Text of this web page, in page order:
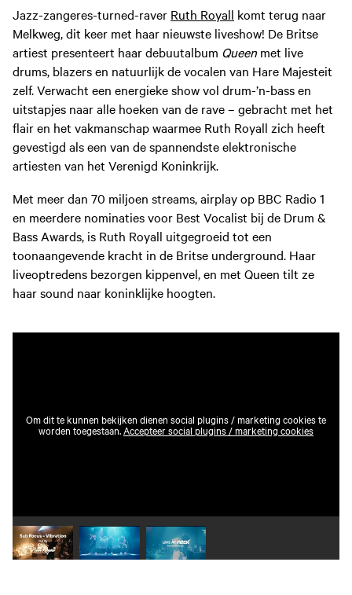
Jazz-zangeres-turned-raver Ruth Royall komt terug naar
Melkweg, dit keer met haar nieuwste liveshow! De Britse
artiest presenteert haar debuutalbum Queen met live
drums, blazers en natuurlijk de vocalen van Hare Majesteit
zelf. Verwacht een energieke show vol drum-’n-bass en
uitstapjes naar alle hoeken van de rave – gebracht met het
flair en het vakmanschap waarmee Ruth Royall zich heeft
gevestigd als een van de spannendste elektronische
artiesten van het Verenigd Koninkrijk.
Met meer dan 70 miljoen streams, airplay op BBC Radio 1
en meerdere nominaties voor Best Vocalist bij de Drum &
Bass Awards, is Ruth Royall uitgegroeid tot een
toonaangevende kracht in de Britse underground. Haar
liveoptredens bezorgen kippenvel, en met Queen tilt ze
haar sound naar koninklijke hoogten.
Om dit te kunnen bekijken dienen social plugins / marketing cookies te
worden toegestaan.Accepteer social plugins / marketing cookies
Speel video 1 afSpeel video 2 afSpeel video 3 af